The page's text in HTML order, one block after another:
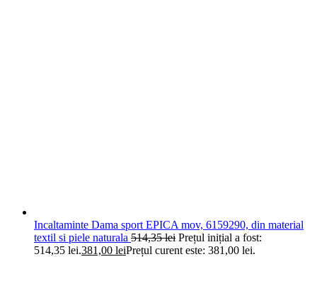
Incaltaminte Dama sport EPICA mov, 6159290, din material
textil si piele naturala 514,35lei Prețul inițial a fost:
514,35 lei.381,00 leiPrețul curent este: 381,00 lei.